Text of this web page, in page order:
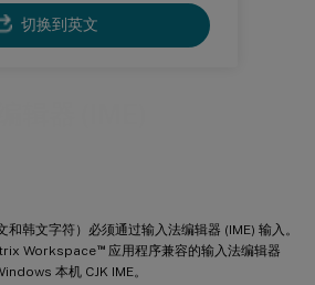
切换到英文
韩文字符）必须通过输入法编辑器 (IME) 输入。
Workspace™应用程序兼容的输入法编辑器
本机 CJK IME。